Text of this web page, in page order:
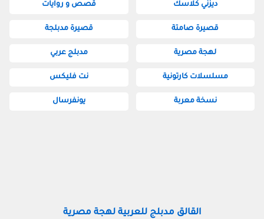
ديزني كلاسك قصص و روايات
قصيرة صامتة قصيرة مدبلجة
لهجة مصرية مدبلج عربي
مسلسلات كارتونية نت فليكس
نسخة معربة يونفرسال
القالق مدبلج للعربية لهجة مصرية